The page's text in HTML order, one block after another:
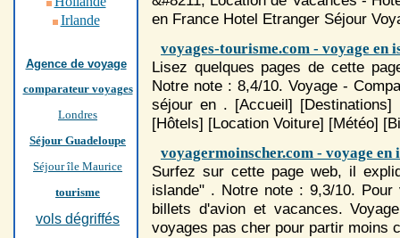
Irlande
Agence de voyage
comparateur voyages
Londres
Séjour Guadeloupe
Séjour île Maurice
tourisme
vols dégriffés
en France Hotel Etranger Séjour
voyages-tourisme.com - voyage en
Lisez quelques pages de cette
Notre note : 8,4/10. Voyage -
séjour en . [Accueil]
[Hôtels] [Location Voiture] [Météo]
voyagermoinscher.com - voyage en
Surfez sur cette page web, il
islande" . Notre note : 9,3/10. Pour
billets d'avion et vacances.Voyage
voyages pas cher pour partir moins